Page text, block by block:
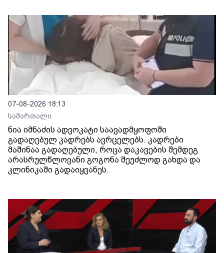
07-08-2026 18:13
სამართალი
ნია იმნაძის ადვოკატი საავადმყოფოში
გადაღებულ კადრებს ავრცელებს. კადრები
მაშინაა გადაღებული, როცა დაკავების შემდეგ
არასრულწლოვანი გოგონა შეუძლოდ გახდა და
კლინიკაში გადაიყვანეს.